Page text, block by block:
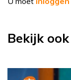
Bekijk ook